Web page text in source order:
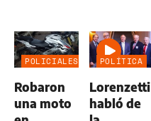
POLICIALES
Robaron
una moto
POLÍTICA
Lorenzetti
habló de